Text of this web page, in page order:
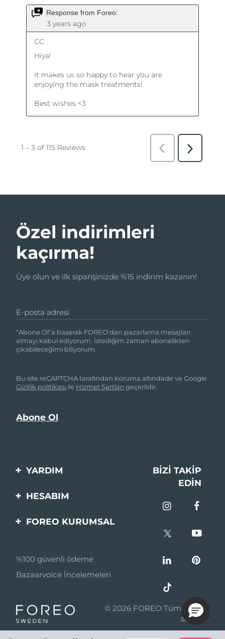
Özel indirimleri
kaçırma!
Üye olun ve ilk siparişinizde %15 indirim kazanın!
E-posta adresi
“Abone Ol”a basarak FOREO'dan pazarlama mesajları
almayı kabul ediyorum. İstediğim zaman abonelikten
çıkabileceğimi biliyorum.
Bu site reCAPTCHA tarafından koruma altındadır ve Google
Gizlilik politikası ile Hizmet Şartlarıgeçerlidir.
YARDIM
Bi̇zi̇mle İleti̇şi̇me Geçi̇n
BIZI TAKIP
EDIN
HESABIM
Ürün Kaydı
FOREO KURUMSAL
Ortaklik Programi
Ortaklık haberleri
Perakende Satış
Ortakları
%100 güvenli ödeme
Bazaarvoice İncelemeleri
© 2026 FOREO Tüm hakları
saklıdır.